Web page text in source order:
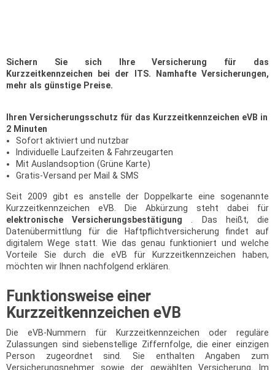
Sichern Sie sich Ihre Versicherung für das
Kurzzeitkennzeichen bei der ITS. Namhafte Versicherungen,
mehr als günstige Preise.
Ihren Versicherungsschutz für das Kurzzeitkennzeichen eVB in
2 Minuten
Sofort aktiviert und nutzbar
Individuelle Laufzeiten & Fahrzeugarten
Mit Auslandsoption (Grüne Karte)
Gratis-Versand per Mail & SMS
Seit 2009 gibt es anstelle der Doppelkarte eine sogenannte
Kurzzeitkennzeichen eVB. Die Abkürzung steht dabei für
elektronische Versicherungsbestätigung
. Das heißt, die
Datenübermittlung für die Haftpflichtversicherung findet auf
digitalem Wege statt. Wie das genau funktioniert und welche
Vorteile Sie durch die eVB für Kurzzeitkennzeichen haben,
möchten wir Ihnen nachfolgend erklären.
Funktionsweise einer
Kurzzeitkennzeichen eVB
Die eVB-Nummern für Kurzzeitkennzeichen oder reguläre
Zulassungen sind siebenstellige Ziffernfolge, die einer einzigen
Person zugeordnet sind. Sie enthalten Angaben zum
Versicherungsnehmer sowie der gewählten Versicherung. Im